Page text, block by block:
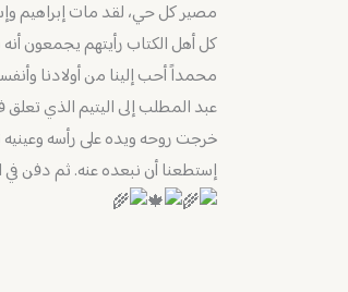
مصير كل حي، لقد مات إبراهيم
كل أهل الكتاب رأيتهم يجمعون
محمداً أحب إلينا من أولادنا
خرجت روحه ويده على رأسه وعينيه
إستطعنا أن نبعده عنه. ثم دفن